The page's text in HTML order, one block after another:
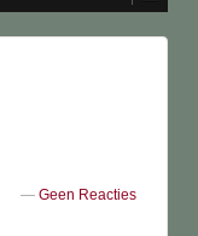
— Geen Reacties